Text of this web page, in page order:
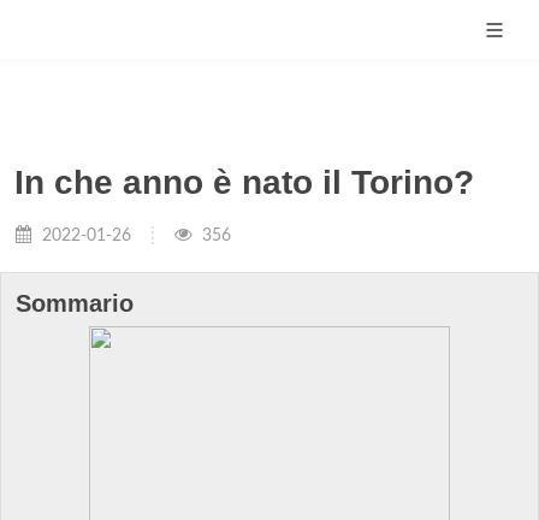
In che anno è nato il Torino?
2022-01-26 356
Sommario